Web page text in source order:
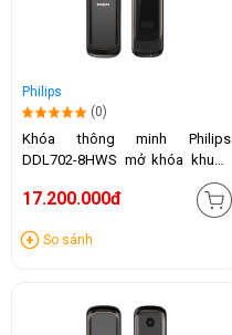
Philips
(0)
Khóa thông minh Philips
DDL702-8HWS mở khóa khuôn
17.200.000đ
So sánh